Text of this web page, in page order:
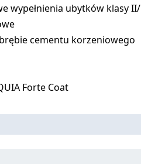
wypełnienia ubytków klasy
cementu korzeniowego
Forte Coat